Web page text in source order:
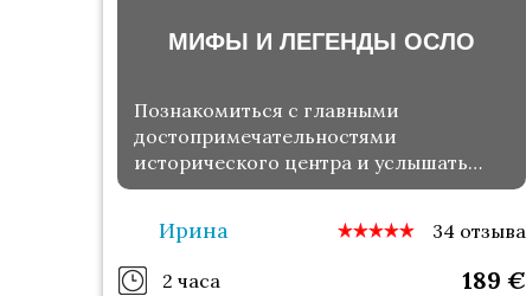
МИФЫ И ЛЕГЕНДЫ ОСЛО
Познакомиться с главными
достопримечательностями
исторического центра и услышать
местные предания
Ирина 34 отзыва
2 часа 189 €